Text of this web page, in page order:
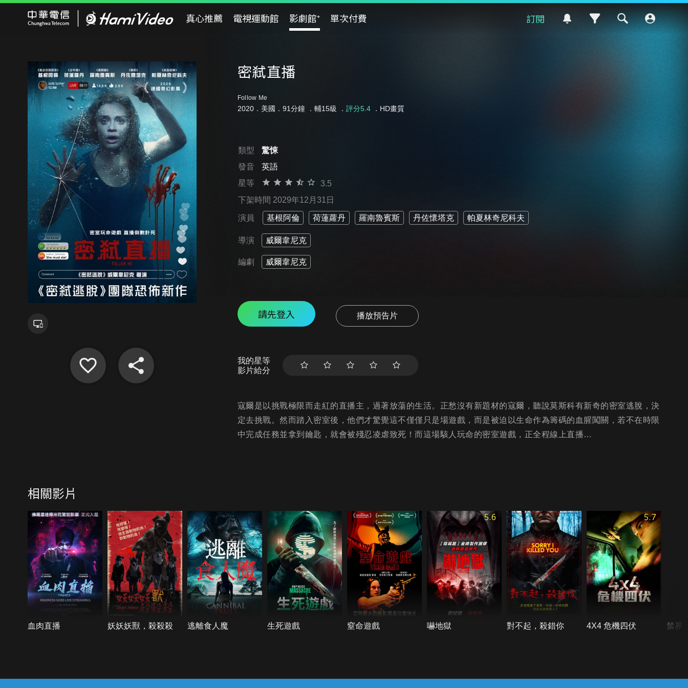
真心推薦 電視運動館 影劇館⁺ 單次付費 訂閱
密弒直播
Follow Me
2020．美國．91分鐘 ． 輔15級 ． 評分5.4．HD畫質
類型
驚悚
發音
英語
星等
3.5
下架時間 2029年12月31日
演員 基根阿倫 荷蓮蘿丹 羅南魯賓斯 丹佐懷塔克 帕夏林奇尼科夫
導演 威爾韋尼克
編劇 威爾韋尼克
請先登入 播放預告片
我的星等
影片給分
寇爾是以挑戰極限而走紅的直播主，過著放蕩的生活。正愁沒有新題材的寇爾，聽說莫斯科有新奇的密室逃脫，決
定去挑戰。然而踏入密室後，他們才驚覺這不僅僅只是場遊戲，而是被迫以生命作為籌碼的血腥闖關，若不在時限
中完成任務並拿到鑰匙，就會被殘忍凌虐致死！而這場駭人玩命的密室遊戲，正全程線上直播…
相關影片
血肉直播 妖妖妖獸，殺殺殺 逃離食人魔 生死遊戲 窒命遊戲
5.6
嚇地獄 對不起，殺錯你
5.7
4X4 危機四伏 禁界